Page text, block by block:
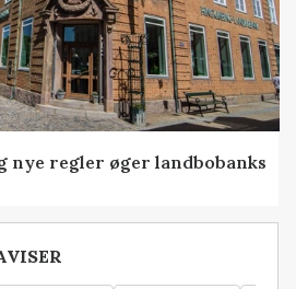
nye regler øger landbobanks